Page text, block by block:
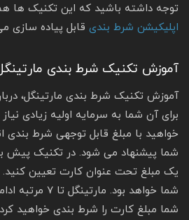
توجه داشته باشید که این تکنیک ها
اپلیکیشن شرط بندی قابل پیاده سازی
آموزش تکنیک شرط بندی
آموزش تکنیک شرط بندی مارتینگل،
برای آن شما به سرمایه اولیه زیادی
خواهید با مبلغ قابل توجهی شرط بندی
شما پیشنهاد می شود. در تکنیک پیش
یک مبلغ تحت عنوان کارت تعیین
شما خواهد بود.
شما مبلغ کارت را شرط بندی خواهید